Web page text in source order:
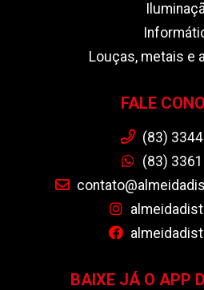
Louças, metais e
FALE
(83)
(83)
BAIXE JÁ O APP